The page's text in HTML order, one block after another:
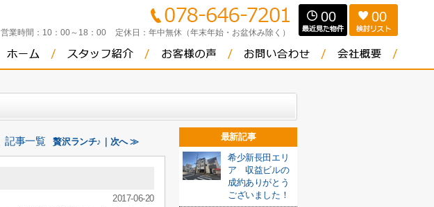
営業時間： 10：00～18：00 定休日： 年中無休（年末年始・お盆休み除く）
00 00
記事一覧 贅沢ランチ♪｜次へ ≫
2017-06-20
最新記事
希少新長田エリ
ア 収益ビルの
成約ありがとう
ございました！